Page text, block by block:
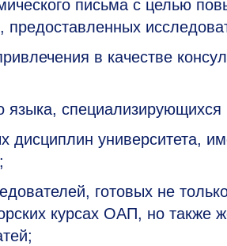
письма с целью
в качестве
языка,
дисциплин университета,
готовых не
курсах ОАП, но также